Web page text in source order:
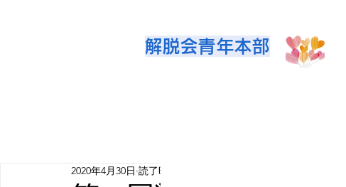
解脱会青年本部
2020年4月30日 読了時間: 1分